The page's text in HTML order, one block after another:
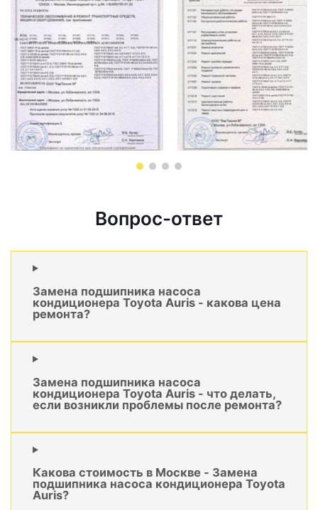
Вопрос-ответ
Замена подшипника насоса
кондиционера Toyota Auris - какова цена
ремонта?
Замена подшипника насоса
кондиционера Toyota Auris - что делать,
если возникли проблемы после ремонта?
Какова стоимость в Москве - Замена
подшипника насоса кондиционера Toyota
Auris?